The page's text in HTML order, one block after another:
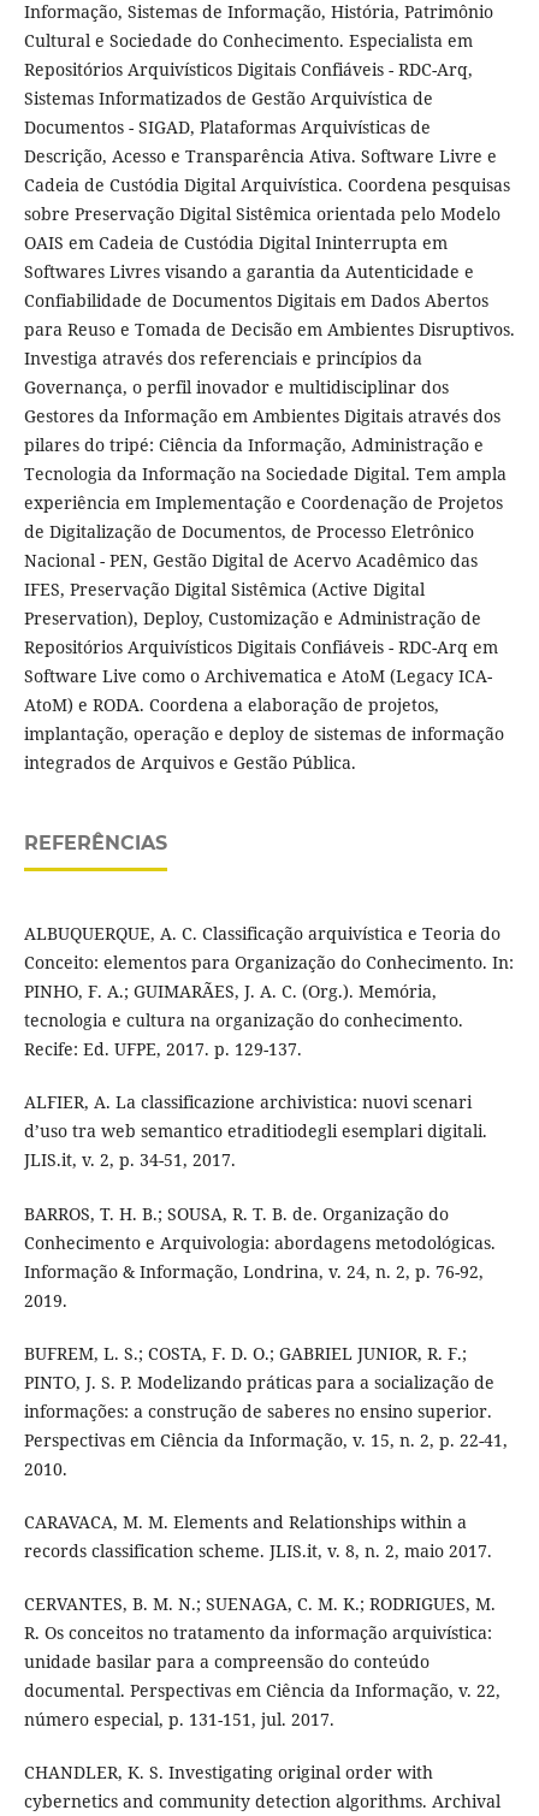
Informação, Sistemas de Informação, História, Patrimônio
Cultural e Sociedade do Conhecimento. Especialista em
Repositórios Arquivísticos Digitais Confiáveis - RDC-Arq,
Sistemas Informatizados de Gestão Arquivística de
Documentos - SIGAD, Plataformas Arquivísticas de
Descrição, Acesso e Transparência Ativa. Software Livre e
Cadeia de Custódia Digital Arquivística. Coordena pesquisas
sobre Preservação Digital Sistêmica orientada pelo Modelo
OAIS em Cadeia de Custódia Digital Ininterrupta em
Softwares Livres visando a garantia da Autenticidade e
Confiabilidade de Documentos Digitais em Dados Abertos
para Reuso e Tomada de Decisão em Ambientes Disruptivos.
Investiga através dos referenciais e princípios da
Governança, o perfil inovador e multidisciplinar dos
Gestores da Informação em Ambientes Digitais através dos
pilares do tripé: Ciência da Informação, Administração e
Tecnologia da Informação na Sociedade Digital. Tem ampla
experiência em Implementação e Coordenação de Projetos
de Digitalização de Documentos, de Processo Eletrônico
Nacional - PEN, Gestão Digital de Acervo Acadêmico das
IFES, Preservação Digital Sistêmica (Active Digital
Preservation), Deploy, Customização e Administração de
Repositórios Arquivísticos Digitais Confiáveis - RDC-Arq em
Software Live como o Archivematica e AtoM (Legacy ICA-
AtoM) e RODA. Coordena a elaboração de projetos,
implantação, operação e deploy de sistemas de informação
integrados de Arquivos e Gestão Pública.
REFERÊNCIAS
ALBUQUERQUE, A. C. Classificação arquivística e Teoria do
Conceito: elementos para Organização do Conhecimento. In:
PINHO, F. A.; GUIMARÃES, J. A. C. (Org.). Memória,
tecnologia e cultura na organização do conhecimento.
Recife: Ed. UFPE, 2017. p. 129-137.
ALFIER, A. La classificazione archivistica: nuovi scenari
d’uso tra web semantico etraditiodegli esemplari digitali.
JLIS.it, v. 2, p. 34-51, 2017.
BARROS, T. H. B.; SOUSA, R. T. B. de. Organização do
Conhecimento e Arquivologia: abordagens metodológicas.
Informação & Informação, Londrina, v. 24, n. 2, p. 76-92,
2019.
BUFREM, L. S.; COSTA, F. D. O.; GABRIEL JUNIOR, R. F.;
PINTO, J. S. P. Modelizando práticas para a socialização de
informações: a construção de saberes no ensino superior.
Perspectivas em Ciência da Informação, v. 15, n. 2, p. 22-41,
2010.
CARAVACA, M. M. Elements and Relationships within a
records classification scheme. JLIS.it, v. 8, n. 2, maio 2017.
CERVANTES, B. M. N.; SUENAGA, C. M. K.; RODRIGUES, M.
R. Os conceitos no tratamento da informação arquivística:
unidade basilar para a compreensão do conteúdo
documental. Perspectivas em Ciência da Informação, v. 22,
número especial, p. 131-151, jul. 2017.
CHANDLER, K. S. Investigating original order with
cybernetics and community detection algorithms. Archival